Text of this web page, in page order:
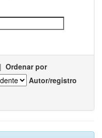
| Ordenar por
Autor/registro